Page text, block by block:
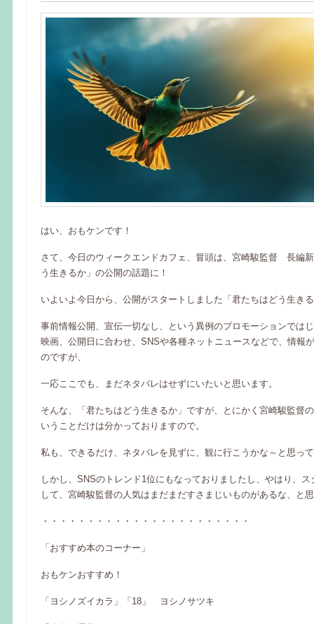
はい、おもケンです！
さて、今日のウィークエンドカフェ、冒頭は、宮崎駿監督 長編
う生きるか」の公開の話題に！
いよいよ今日から、公開がスタートしました「君たちはどう生き
事前情報公開、宣伝一切なし、という異例のプロモーションでは
映画、公開日に合わせ、SNSや各種ネットニュースなどで、情報
のですが、
一応ここでも、まだネタバレはせずにいたいと思います。
そんな、「君たちはどう生きるか」ですが、とにかく宮崎駿監督
いうことだけは分かっておりますので。
私も、できるだけ、ネタバレを見ずに、観に行こうかな～と思っ
しかし、SNSのトレンド1位にもなっておりましたし、やはり、
して、宮崎駿監督の人気はまだまだすさまじいものがあるな、と
・・・・・・・・・・・・・・・・・・・・・・・
「おすすめ本のコーナー」
おもケンおすすめ！
「ヨシノズイカラ」「18」 ヨシノサツキ